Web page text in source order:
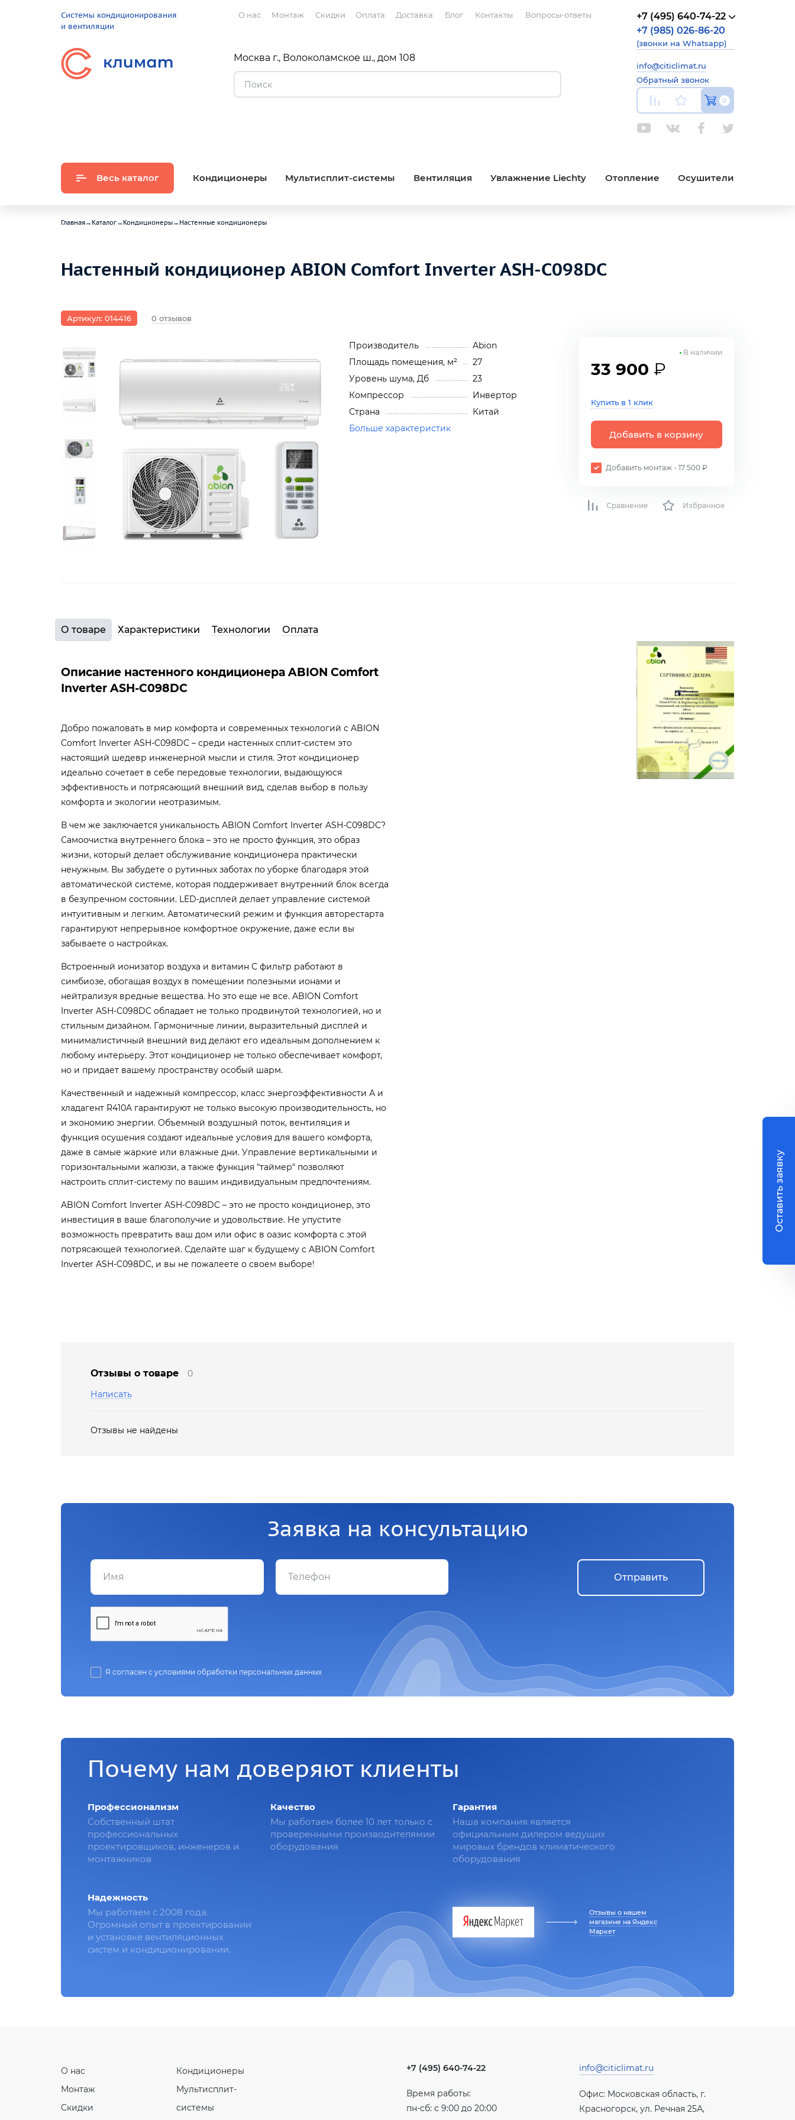
Системы кондиционирования
и вентиляции
О нас Монтаж Скидки Оплата Доставка Блог Контакты Вопросы-ответы
Москва г., Волоколамское ш., дом 108
+7 (495) 640-74-22
+7 (985) 026-86-20
(звонки на Whatsapp)
info@citiclimat.ru
Обратный звонок
0
Весь каталог Кондиционеры Мультисплит-системы Вентиляция Увлажнение Liechty Отопление Осушители
Главная→ Каталог→ Кондиционеры→ Настенные кондиционеры
Настенный кондиционер ABION Comfort Inverter ASH-C098DC
Артикул: 014416 0 отзывов
Производитель
Abion
Площадь помещения, м²
27
Уровень шума, Дб
23
Компрессор
Инвертор
Страна
Китай
Больше характеристик
33 900 ₽
Купить в 1 клик
Добавить в корзину
Добавить монтаж - 17 500 ₽
В наличии
Сравнение Избранное
О товаре Характеристики Технологии Оплата
Описание настенного кондиционера ABION Comfort
Inverter ASH-C098DC
Добро пожаловать в мир комфорта и современных технологий с ABION
Comfort Inverter ASH-C098DC – среди настенных сплит-систем это
настоящий шедевр инженерной мысли и стиля. Этот кондиционер
идеально сочетает в себе передовые технологии, выдающуюся
эффективность и потрясающий внешний вид, сделав выбор в пользу
комфорта и экологии неотразимым.
В чем же заключается уникальность ABION Comfort Inverter ASH-C098DC?
Самоочистка внутреннего блока – это не просто функция, это образ
жизни, который делает обслуживание кондиционера практически
ненужным. Вы забудете о рутинных заботах по уборке благодаря этой
автоматической системе, которая поддерживает внутренний блок всегда
в безупречном состоянии. LED-дисплей делает управление системой
интуитивным и легким. Автоматический режим и функция авторестарта
гарантируют непрерывное комфортное окружение, даже если вы
забываете о настройках.
Встроенный ионизатор воздуха и витамин С фильтр работают в
симбиозе, обогащая воздух в помещении полезными ионами и
нейтрализуя вредные вещества. Но это еще не все. ABION Comfort
Inverter ASH-C098DC обладает не только продвинутой технологией, но и
стильным дизайном. Гармоничные линии, выразительный дисплей и
минималистичный внешний вид делают его идеальным дополнением к
любому интерьеру. Этот кондиционер не только обеспечивает комфорт,
но и придает вашему пространству особый шарм.
Качественный и надежный компрессор, класс энергоэффективности А и
хладагент R410A гарантируют не только высокую производительность, но
и экономию энергии. Объемный воздушный поток, вентиляция и
функция осушения создают идеальные условия для вашего комфорта,
даже в самые жаркие или влажные дни. Управление вертикальными и
горизонтальными жалюзи, а также функция "таймер" позволяют
настроить сплит-систему по вашим индивидуальным предпочтениям.
ABION Comfort Inverter ASH-C098DC – это не просто кондиционер, это
инвестиция в ваше благополучие и удовольствие. Не упустите
возможность превратить ваш дом или офис в оазис комфорта с этой
потрясающей технологией. Сделайте шаг к будущему с ABION Comfort
Inverter ASH-C098DC, и вы не пожалеете о своем выборе!
Отзывы о товаре
0
Написать
Отзывы не найдены
Заявка на консультацию
Я согласен с условиями обработки персональных данных
Отправить
Почему нам доверяют клиенты
Профессионализм
Собственный штат
профессиональных
проектировщиков, инженеров и
монтажников
Качество
Мы работаем более 10 лет только с
проверенными производителямии
оборудования
Гарантия
Наша компания является
официальным дилером ведущих
мировых брендов климатического
оборудования
Надежность
Мы работаем с 2008 года.
Огромный опыт в проектировании
и установке вентиляционных
систем и кондиционировании.
Отзывы о нашем
магазине на Яндекс
Маркет
О нас
Монтаж
Скидки
Кондиционеры
Мультисплит-
системы
+7 (495) 640-74-22
Время работы:
пн-сб: с 9:00 до 20:00
info@citiclimat.ru
Офис: Московская область, г.
Красногорск, ул. Речная 25А,
Оставить заявку